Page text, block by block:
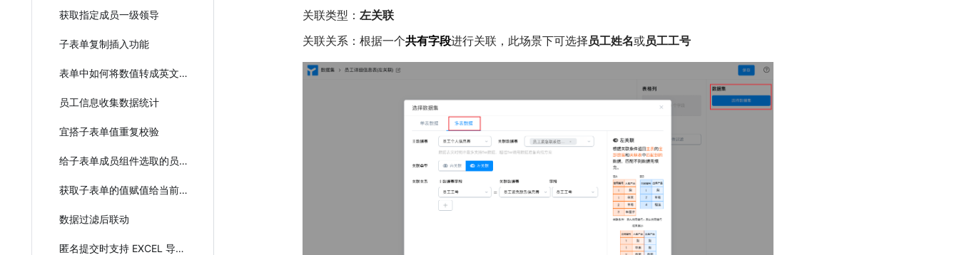
获取指定成员一级领导
子表单复制插入功能
表单中如何将数值转成英文？
员工信息收集数据统计
宜搭子表单值重复校验
给子表单成员组件选取的员工发送消息通知
获取子表单的值赋值给当前主表单
数据过滤后联动
匿名提交时支持 EXCEL 导入子表单
关联类型： 左关联
关联关系：根据一个共有字段进行关联，此场景下可选择 员工姓名或员工工号